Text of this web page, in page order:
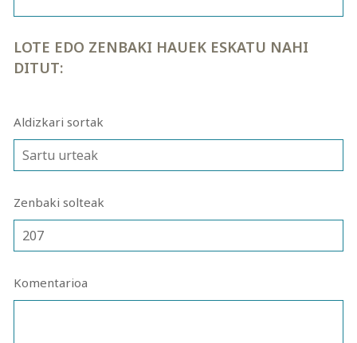
LOTE EDO ZENBAKI HAUEK ESKATU NAHI
DITUT:
Aldizkari sortak
Zenbaki solteak
Komentarioa